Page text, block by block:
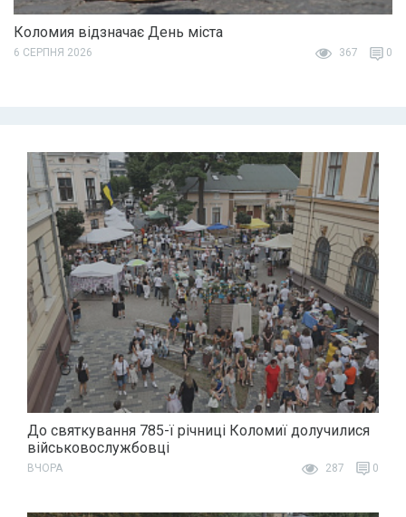
Коломия відзначає День міста
6 СЕРПНЯ 2026 367 0
До святкування 785-ї річниці Коломиї долучилися
військовослужбовці
ВЧОРА 287 0